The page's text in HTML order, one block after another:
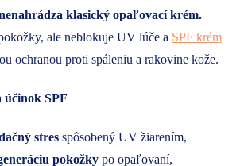
klasický opaľovací krém.
ale neblokuje UV lúče a SPF krém
ochranou proti spáleniu a rakovine kože.
účinok SPF
stres spôsobený UV žiarením,
pokožky po opaľovaní,